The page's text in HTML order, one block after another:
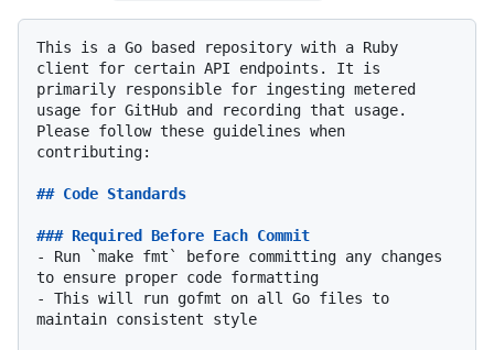
This is a Go based repository with a Ruby
client for certain API endpoints. It is
primarily responsible for ingesting metered
usage for GitHub and recording that usage.
Please follow these guidelines when
contributing:
## Code Standards
### Required Before Each Commit
-
Run `make fmt`
before committing any changes
-
This will run gofmt on all Go files to
maintain consistent style